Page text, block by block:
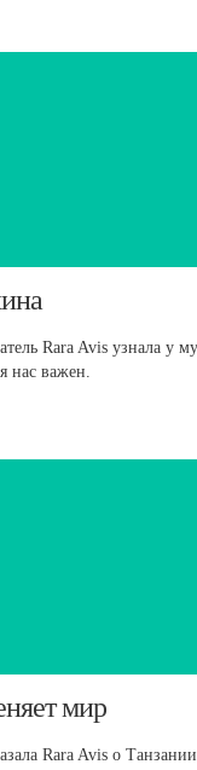
Rara Avis узнала у
нас важен.
мир
Rara Avis о